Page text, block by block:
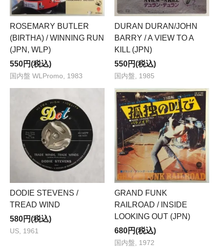
ROSEMARY BUTLER
(BIRTHA) / WINNING RUN
(JPN, WLP)
550円(税込)
国内盤 WLPromo, 1983
DURAN DURAN/JOHN
BARRY / A VIEW TO A
KILL (JPN)
550円(税込)
国内盤, 1985
DODIE STEVENS /
TREAD WIND
580円(税込)
US, 1961
GRAND FUNK
RAILROAD / INSIDE
LOOKING OUT (JPN)
680円(税込)
国内盤, 1972